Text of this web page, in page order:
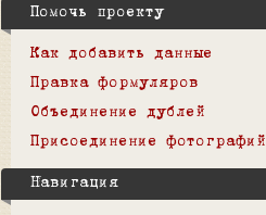
Помочь проекту
Как добавить данные
Правка формуляров
Объединение дублей
Присоединение фотографий
Навигация